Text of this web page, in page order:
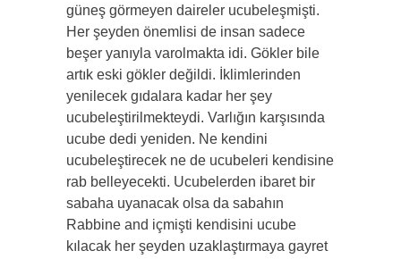
güneş görmeyen daireler ucubeleşmişti.
Her şeyden önemlisi de insan sadece
beşer yanıyla varolmakta idi. Gökler bile
artık eski gökler değildi. İklimlerinden
yenilecek gıdalara kadar her şey
ucubeleştirilmekteydi. Varlığın karşısında
ucube dedi yeniden. Ne kendini
ucubeleştirecek ne de ucubeleri kendisine
rab belleyecekti. Ucubelerden ibaret bir
sabaha uyanacak olsa da sabahın
Rabbine and içmişti kendisini ucube
kılacak her şeyden uzaklaştırmaya gayret